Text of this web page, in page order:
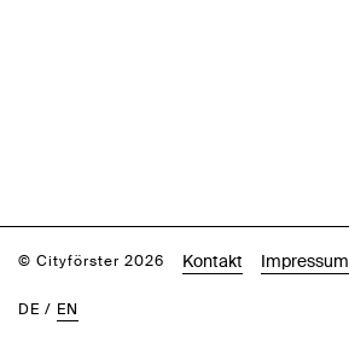
© Cityförster 2026 Kontakt Impressum
DE / EN